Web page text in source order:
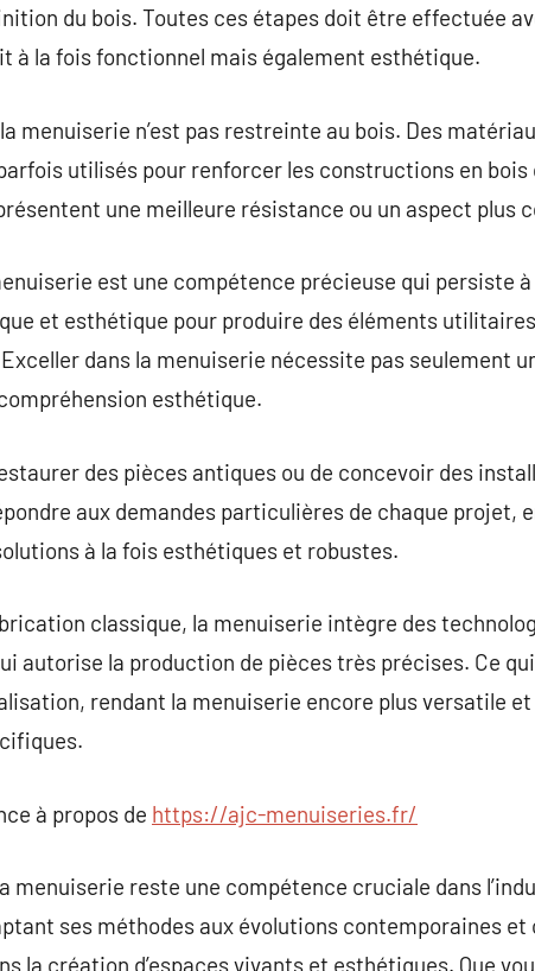
du bois. Toutes ces étapes doit être effectuée
à la fois fonctionnel mais également esthétique.
menuiserie n’est pas restreinte au bois. Des
utilisés pour renforcer les constructions en bois
une meilleure résistance ou un aspect plus
est une compétence précieuse qui persiste
et esthétique pour produire des éléments
dans la menuiserie nécessite pas seulement
esthétique.
des pièces antiques ou de concevoir des
aux demandes particulières de chaque projet,
à la fois esthétiques et robustes.
classique, la menuiserie intègre des
autorise la production de pièces très précises. Ce
rendant la menuiserie encore plus versatile
à propos de https://ajc-menuiseries.fr/
menuiserie reste une compétence cruciale dans
ses méthodes aux évolutions contemporaines et
la création d’espaces vivants et esthétiques. Que